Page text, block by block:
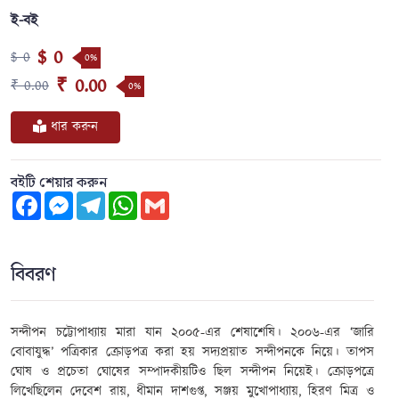
ই-বই
$ 0 $ 0 0%
₹ 0.00 ₹ 0.00 0%
ধার করুন
বইটি শেয়ার করুন
FacebookMessengerTelegramWhatsApp
বিবরণ
সন্দীপন চট্টোপাধ্যায় মারা যান ২০০৫-এর শেষাশেষি। ২০০৬-এর ‘জারি
বোবাযুদ্ধ’ পত্রিকার ক্রোড়পত্র করা হয় সদ্যপ্রয়াত সন্দীপনকে নিয়ে। তাপস
ঘোষ ও প্রচেতা ঘোষের সম্পাদকীয়টিও ছিল সন্দীপন নিয়েই। ক্রোড়পত্রে
লিখেছিলেন দেবেশ রায়, ধীমান দাশগুপ্ত,সঞ্জয় মুখোপাধ্যায়,হিরণ মিত্র ও